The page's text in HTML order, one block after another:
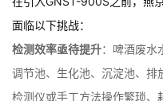
面临以下挑战：
检测效率亟待提升：啤酒废水
调节池、生化池、沉淀池、排
检测仪或手工方法操作繁琐、